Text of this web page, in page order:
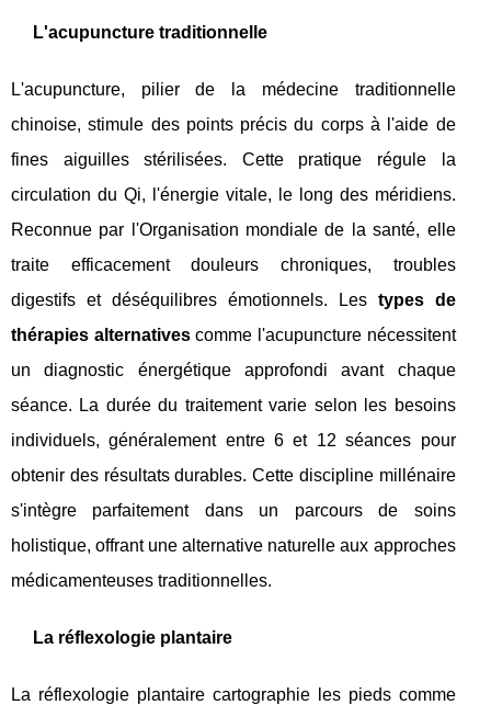
L'acupuncture traditionnelle
L'acupuncture, pilier de la médecine traditionnelle
chinoise, stimule des points précis du corps à l'aide de
fines aiguilles stérilisées. Cette pratique régule la
circulation du Qi, l'énergie vitale, le long des méridiens.
Reconnue par l'Organisation mondiale de la santé, elle
traite efficacement douleurs chroniques, troubles
digestifs et déséquilibres émotionnels. Les types de
thérapies alternativescomme l'acupuncture nécessitent
un diagnostic énergétique approfondi avant chaque
séance. La durée du traitement varie selon les besoins
individuels, généralement entre 6 et 12 séances pour
obtenir des résultats durables. Cette discipline millénaire
s'intègre parfaitement dans un parcours de soins
holistique, offrant une alternative naturelle aux approches
médicamenteuses traditionnelles.
La réflexologie plantaire
La réflexologie plantaire cartographie les pieds comme